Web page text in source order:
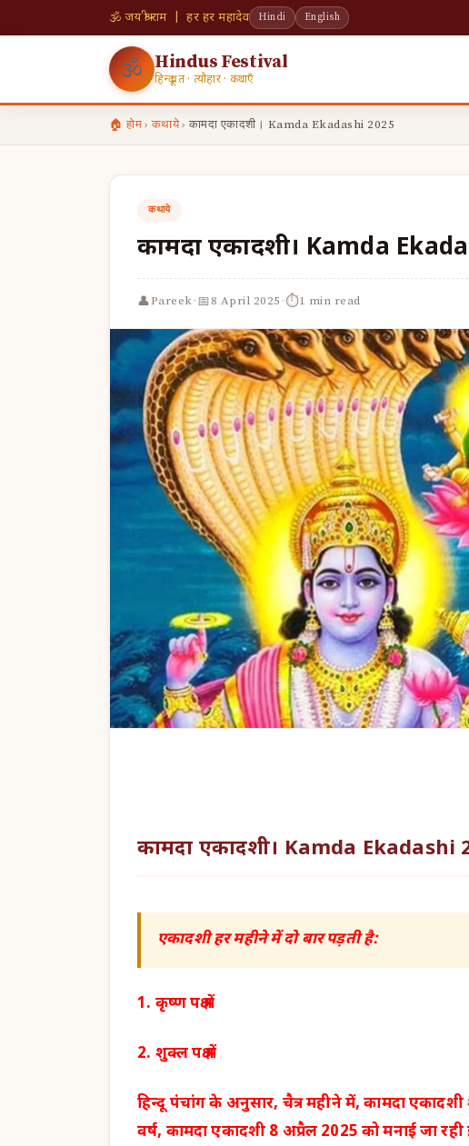
🕉 जय श्री राम | हर हर महादेव Hindi English
🕉 Hindus Festival
हिन्दू व्रत · त्यौहार · कथाएँ
🏠 होम› कथाये› कामदा एकादशी। Kamda Ekadashi 2025
कथाये
कामदा एकादशी। Kamda
👤Pareek·📅8 April 2025·⏱1 min read
कामदा एकादशी। Kamda Ekadashi
एकादशी हर महीने में दो बार पड़ती है:
1. कृष्ण पक्ष में
2. शुक्ल पक्ष में
हिन्दू पंचांग के अनुसार, चैत्र महीने में, कामदा एकादशी
वर्ष, कामदा एकादशी 8 अप्रैल 2025 को मनाई जा रही